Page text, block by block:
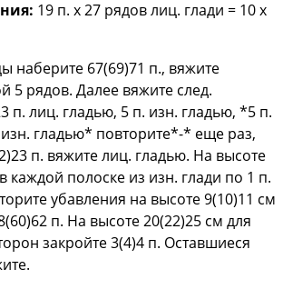
19 п. х 27 рядов лиц. глади = 10 х
наберите 67(69)71 п., вяжите
5 рядов. Далее вяжите след.
п. лиц. гладью, 5 п. изн. гладью, *5 п.
гладью* повторите*-* еще раз,
п. вяжите лиц. гладью. На высоте
каждой полоске из изн. глади по 1 п.
убавления на высоте 9(10)11 см
п. На высоте 20(22)25 см для
закройте 3(4)4 п. Оставшиеся